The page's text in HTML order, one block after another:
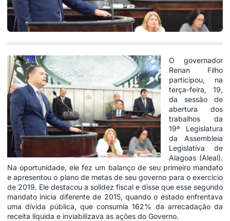
O governador
Renan Filho
participou, na
terça-feira, 19,
da sessão de
abertura dos
trabalhos da
19ª Legislatura
da Assembleia
Legislativa de
Alagoas (Aleal).
Na oportunidade, ele fez um balanço de seu primeiro mandato
e apresentou o plano de metas de seu governo para o exercício
de 2019. Ele destacou a solidez fiscal e disse que esse segundo
mandato inicia diferente de 2015, quando o estado enfrentava
uma dívida pública, que consumia 162% da arrecadação da
receita líquida e inviabilizava as ações do Governo.